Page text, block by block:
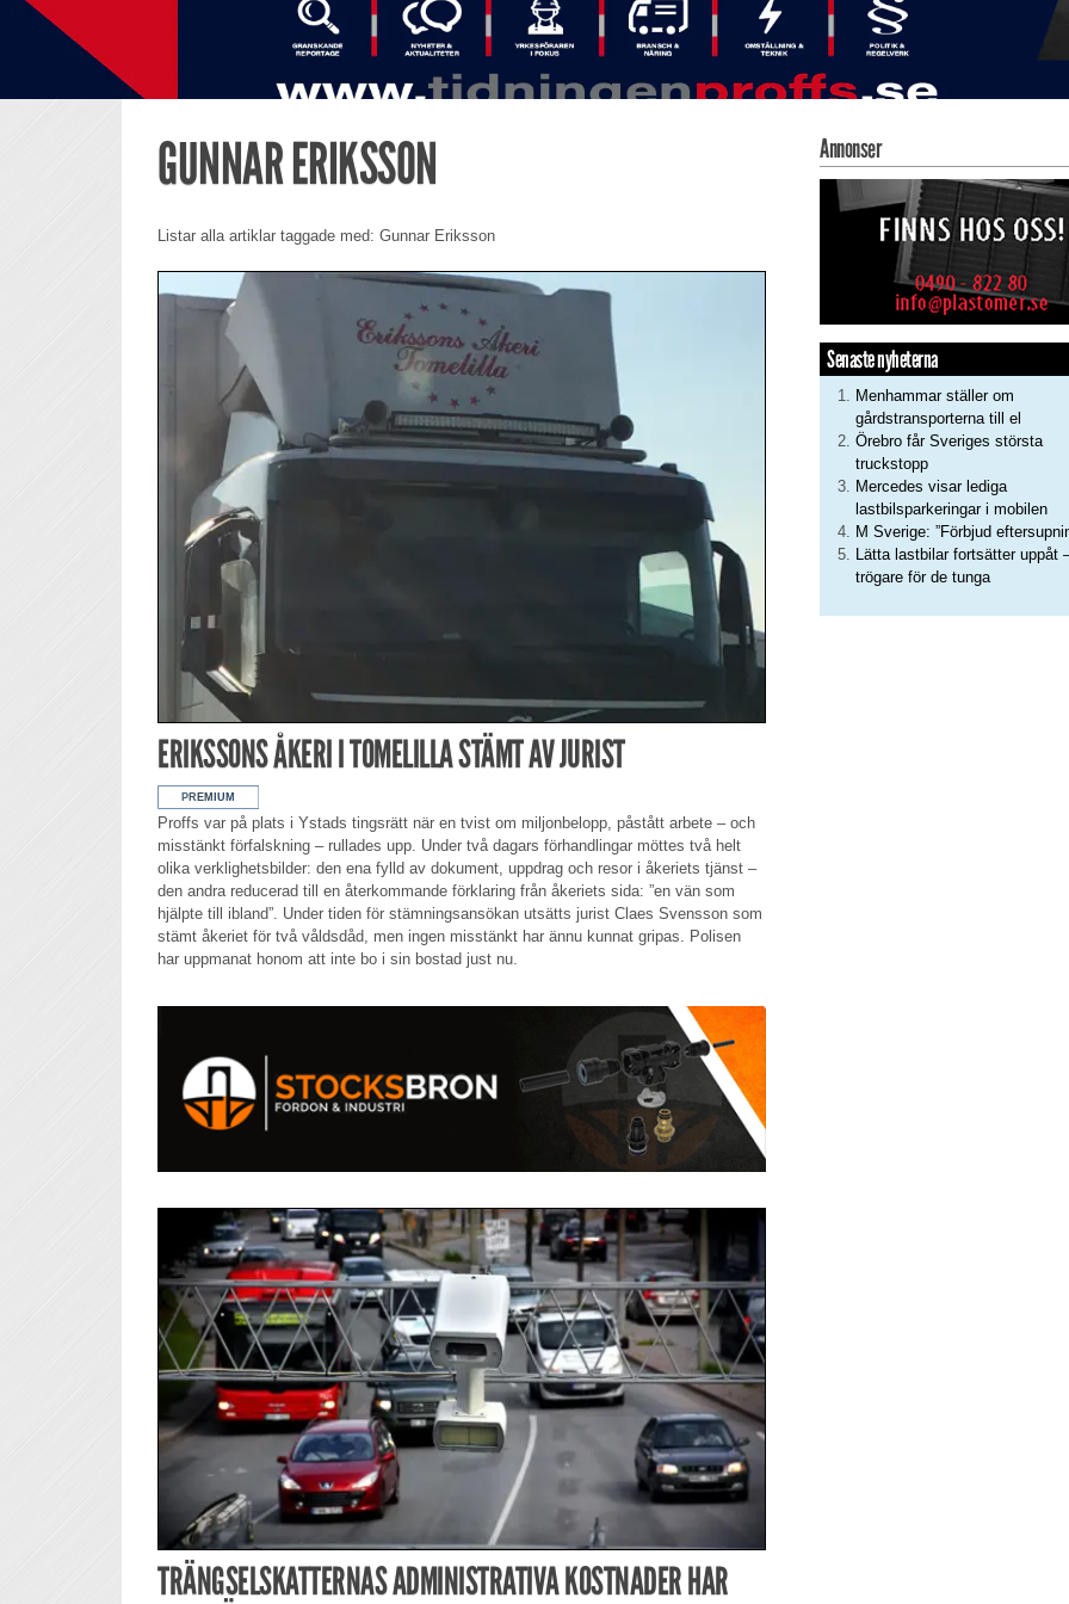
GUNNAR ERIKSSON
Listar alla artiklar taggade med: Gunnar Eriksson
ERIKSSONS ÅKERI I TOMELILLA STÄMT AV JURIST
Proffs var på plats i Ystads tingsrätt när en tvist om miljonbelopp, påstått arbete – och
misstänkt förfalskning – rullades upp. Under två dagars förhandlingar möttes två helt
olika verklighetsbilder: den ena fylld av dokument, uppdrag och resor i åkeriets tjänst –
den andra reducerad till en återkommande förklaring från åkeriets sida: ”en vän som
hjälpte till ibland”. Under tiden för stämningsansökan utsätts jurist Claes Svensson som
stämt åkeriet för två våldsdåd, men ingen misstänkt har ännu kunnat gripas. Polisen
har uppmanat honom att inte bo i sin bostad just nu.
TRÄNGSELSKATTERNAS ADMINISTRATIVA KOSTNADER HAR
Annonser
Senaste nyheterna
Menhammar ställer om
gårdstransporterna till el
Örebro får Sveriges största
truckstopp
Mercedes visar lediga
lastbilsparkeringar i mobilen
M Sverige: ”Förbjud
Lätta lastbilar fortsätter uppåt
trögare för de tunga